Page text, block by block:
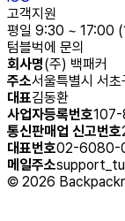
고객지원
평일 9:30 ~ 17:00
텀블벅에 문의
회사명(주) 백패커
주소서울특별시 서
대표김동환
사업자등록번호
통신판매업 신고번호
대표번호02-6080-
메일주소
© 2026